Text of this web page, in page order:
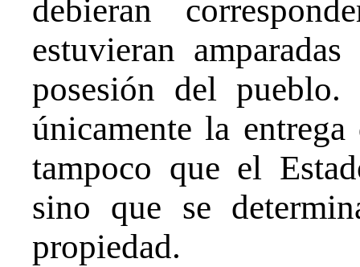
debieran
estuvieran
posesión del
únicamente la
tampoco que el
sino que se
propiedad.